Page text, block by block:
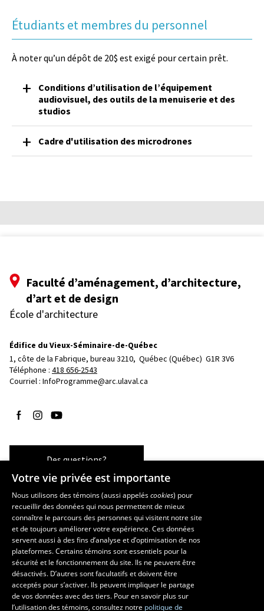
Étudiants et membres du personnel
À noter qu’un dépôt de 20$ est exigé pour certain prêt.
Conditions d’utilisation de l’équipement
audiovisuel, des outils de la menuiserie et des
studios
Cadre d'utilisation des microdrones
Faculté d’aménagement, d’architecture,
d’art et de design
École d'architecture
Édifice du Vieux-Séminaire-de-Québec
1, côte de la Fabrique, bureau 3210, Québec (Québec)  G1R 3V6
Téléphone : 418 656-2543
Courriel : InfoProgramme@arc.ulaval.ca
Suivez-nous sur Facebook
Suivez-nous sur Instagram
Suivez-nous sur YouTube
Des questions?
Les écoles et la recherche
École d’art
École supérieure d’aménagement du territoire et de développement
régional
École de design
Centre de recherche en aménagement et développement
Votre vie privée est importante
Nous utilisons des témoins (aussi appeléscookies) pour
recueillir des données qui nous permettent de mieux
connaître le parcours des personnes qui visitent notre site
et de toujours améliorer votre expérience. Ces données
servent aussi à des fins d’analyse et d’optimisation de nos
plateformes. Certains témoins sont essentiels pour la
sécurité et le fonctionnement du site. Ils ne peuvent être
désactivés. D’autres sont facultatifs et doivent être
acceptés pour s’activer. Ils peuvent impliquer le partage
de vos données avec des tiers. Pour en savoir plus sur
l’utilisation des témoins, consultez notre politique de